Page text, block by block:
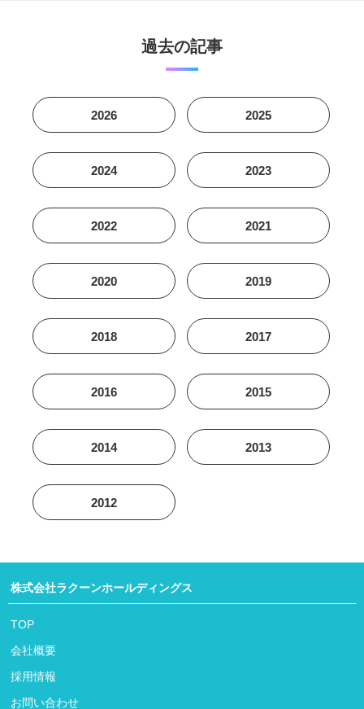
過去の記事
2026 2025
2024 2023
2022 2021
2020 2019
2018 2017
2016 2015
2014 2013
2012
株式会社ラクーンホールディングス
TOP
会社概要
採用情報
お問い合わせ